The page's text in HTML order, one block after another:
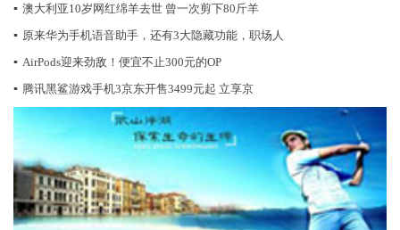
▪ 澳大利亚10岁网红绵羊去世 曾一次剪下80斤羊
▪ 原来华为手机语音助手，还有3大隐藏功能，职场人
▪ AirPods迎来劲敌！便宜不止300元的OP
▪ 腾讯黑鲨游戏手机3京东开售3499元起 立享京